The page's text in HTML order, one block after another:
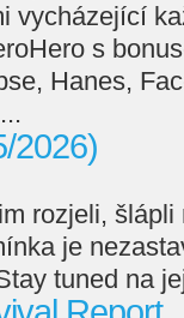
vycházející
s
Hanes,
2026)
rozjeli,
je
tuned na